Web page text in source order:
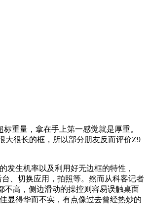
重量，拿在手上第一感觉就是厚重。
大很长的框，所以部分朋友反而评价Z9
生机率以及利用好无边框的特性，
、切换应用，拍照等。然而从科客记者
不高，侧边滑动的操控则容易误触桌面
显得华而不实，有点像过去曾经热炒的